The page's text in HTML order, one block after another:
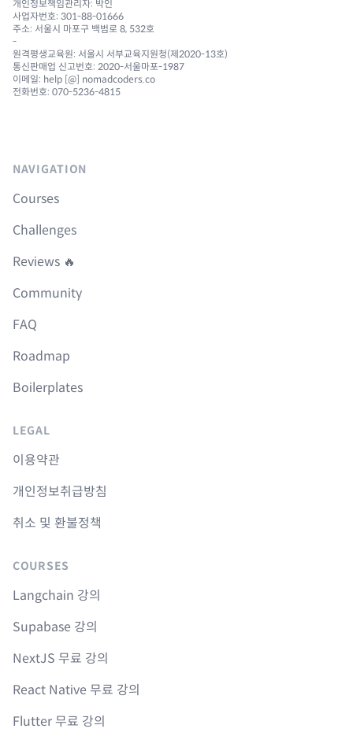
개인정보책임관리자: 박인
사업자번호: 301-88-01666
주소: 서울시 마포구 백범로 8, 532호
-
원격평생교육원: 서울시 서부교육지원청(제2020-13호)
통신판매업 신고번호: 2020-서울마포-1987
이메일: help [@] nomadcoders.co
전화번호: 070-5236-4815
NAVIGATION
Courses
Challenges
Reviews 🔥
Community
FAQ
Roadmap
Boilerplates
LEGAL
이용약관
개인정보취급방침
취소 및 환불정책
COURSES
Langchain 강의
Supabase 강의
NextJS 무료 강의
React Native 무료 강의
Flutter 무료 강의